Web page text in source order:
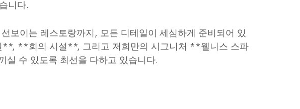
니다.
보이는 레스토랑까지, 모든 디테일이 세심하게 준비되어 있
**회의 시설**, 그리고 저희만의 시그니처 **웰니스 스파
수 있도록 최선을 다하고 있습니다.